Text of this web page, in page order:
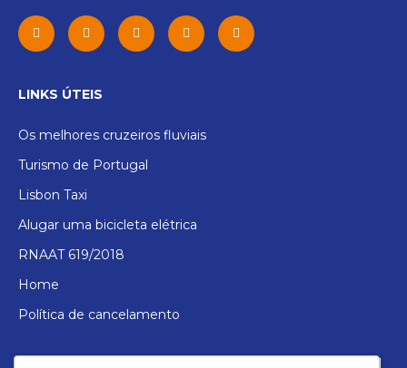
LINKS ÚTEIS
Os melhores cruzeiros fluviais
Turismo de Portugal
Lisbon Taxi
Alugar uma bicicleta elétrica
RNAAT 619/2018
Home
Política de cancelamento